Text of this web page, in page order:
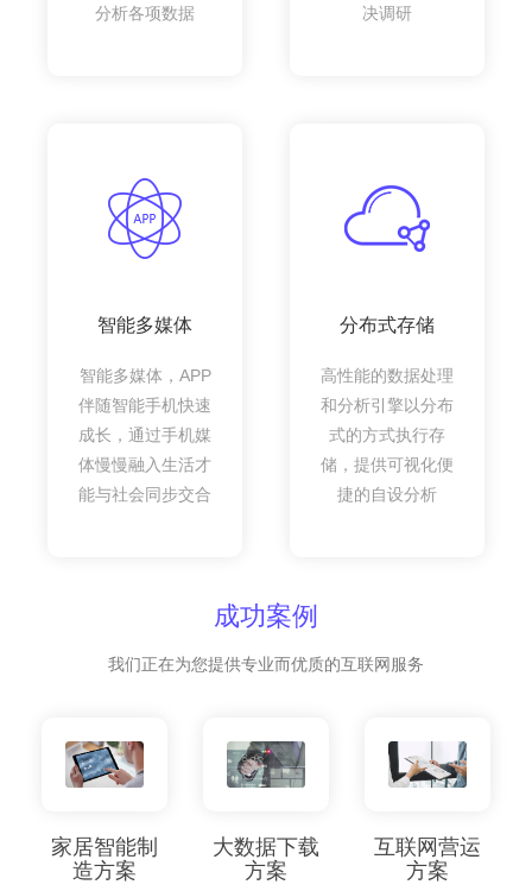
分析各项数据
决调研
智能多媒体
智能多媒体，APP
伴随智能手机快速
成长，通过手机媒
体慢慢融入生活才
能与社会同步交合
分布式存储
高性能的数据处理
和分析引擎以分布
式的方式执行存
储，提供可视化便
捷的自设分析
成功案例
我们正在为您提供专业而优质的互联网服务
家居智能制
造方案
大数据下载
方案
互联网营运
方案